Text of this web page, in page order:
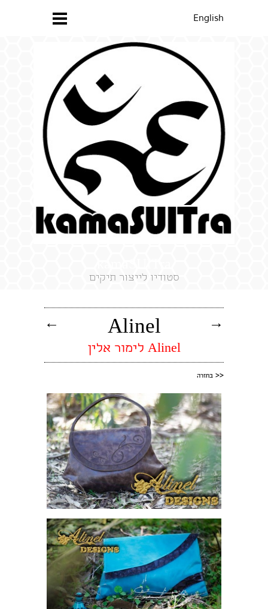
English
סטודיו לייצור תיקים
Alinel
Alinel לימור אלין
← →
<< בחזרה